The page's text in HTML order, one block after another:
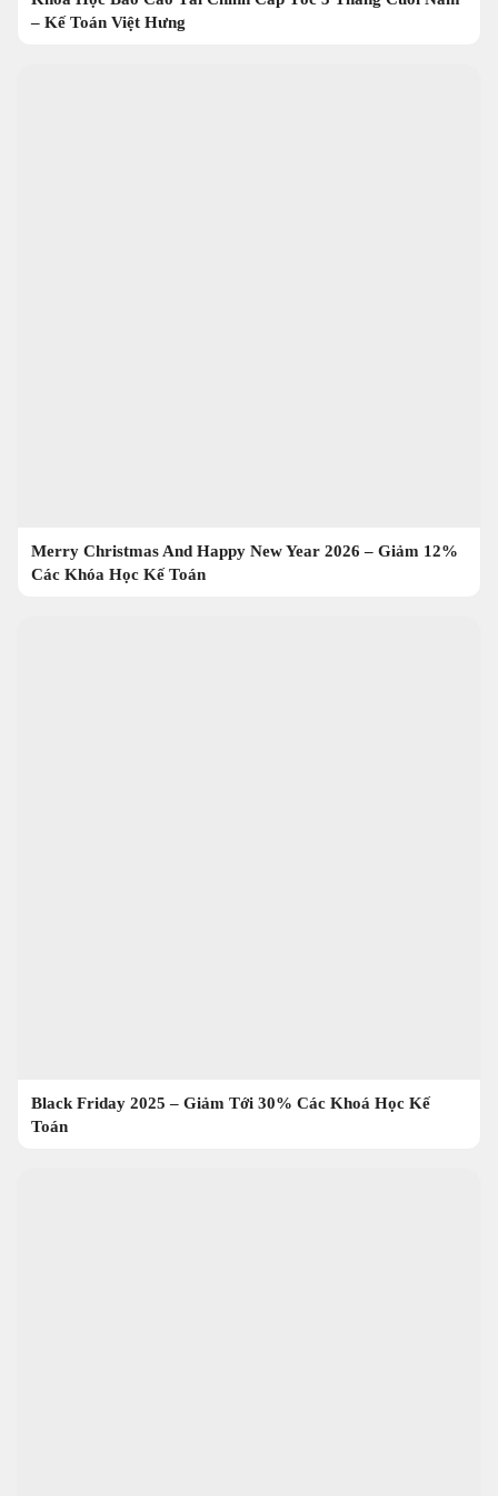
– Kế Toán Việt Hưng
Merry Christmas And Happy New Year 2026 – Giảm 12%
Các Khóa Học Kế Toán
Black Friday 2025 – Giảm Tới 30% Các Khoá Học Kế
Toán